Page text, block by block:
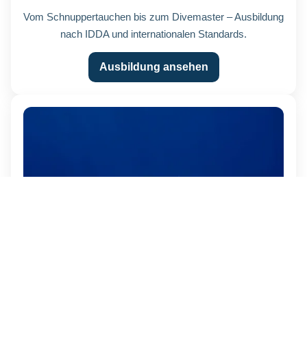
Vom Schnuppertauchen bis zum Divemaster – Ausbildung
nach IDDA und internationalen Standards.
Ausbildung ansehen